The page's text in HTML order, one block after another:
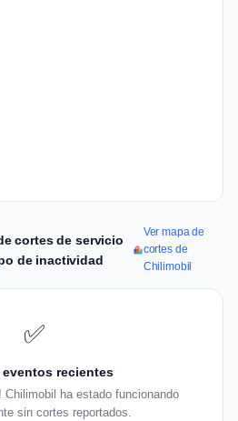
cortes de servicio
de inactividad
Ver mapa de
cortes de
Chilimobil
✅
eventos recientes
Chilimobil ha estado funcionando
sin cortes reportados.